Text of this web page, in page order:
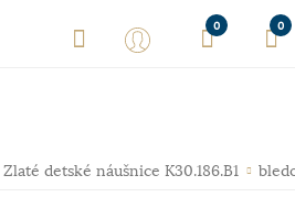
0 0
Zlaté detské náušnice K30.186.B1